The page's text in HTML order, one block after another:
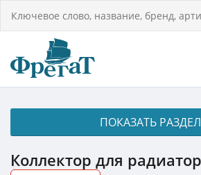
ПОКАЗАТЬ
Коллектор для